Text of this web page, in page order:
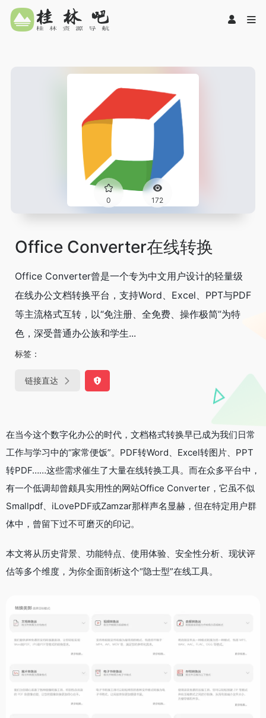
0 172
Office Converter在线转换
Office Converter曾是一个专为中文用户设计的轻量级
在线办公文档转换平台，支持Word、Excel、PPT与PDF
等主流格式互转，以“免注册、全免费、操作极简”为特
色，深受普通办公族和学生...
标签：
链接直达
在当今这个数字化办公的时代，文档格式转换早已成为我们日常
工作与学习中的“家常便饭”。PDF转Word、Excel转图片、PPT
转PDF……这些需求催生了大量在线转换工具。而在众多平台中，
有一个低调却曾颇具实用性的网站Office Converter，它虽不似
Smallpdf、iLovePDF或Zamzar那样声名显赫，但在特定用户群
体中，曾留下过不可磨灭的印记。
本文将从历史背景、功能特点、使用体验、安全性分析、现状评
估等多个维度，为你全面剖析这个“隐士型”在线工具。